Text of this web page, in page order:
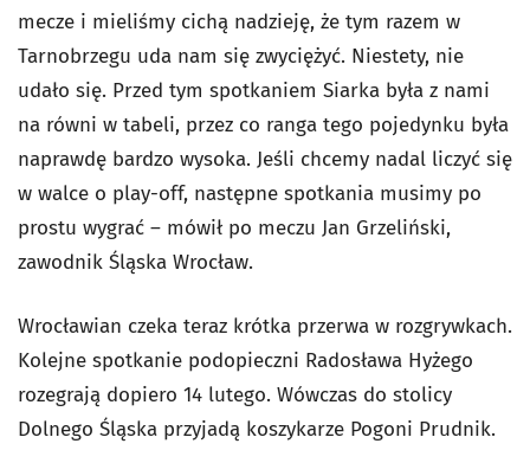
mecze i mieliśmy cichą nadzieję, że tym razem w
Tarnobrzegu uda nam się zwyciężyć. Niestety, nie
udało się. Przed tym spotkaniem Siarka była z nami
na równi w tabeli, przez co ranga tego pojedynku była
naprawdę bardzo wysoka. Jeśli chcemy nadal liczyć się
w walce o play-off, następne spotkania musimy po
prostu wygrać – mówił po meczu Jan Grzeliński,
zawodnik Śląska Wrocław.
Wrocławian czeka teraz krótka przerwa w rozgrywkach.
Kolejne spotkanie podopieczni Radosława Hyżego
rozegrają dopiero 14 lutego. Wówczas do stolicy
Dolnego Śląska przyjadą koszykarze Pogoni Prudnik.